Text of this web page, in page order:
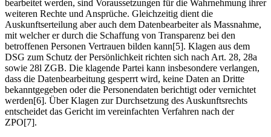
bearbeitet werden, sind Voraussetzungen für die Wahrnehmung ihrer
weiteren Rechte und Ansprüche. Gleichzeitig dient die
Auskunftserteilung aber auch dem Datenbearbeiter als Massnahme,
mit welcher er durch die Schaffung von Transparenz bei den
betroffenen Personen Vertrauen bilden kann[5]. Klagen aus dem
DSG zum Schutz der Persönlichkeit richten sich nach Art. 28, 28a
sowie 28l ZGB. Die klagende Partei kann insbesondere verlangen,
dass die Datenbearbeitung gesperrt wird, keine Daten an Dritte
bekanntgegeben oder die Personendaten berichtigt oder vernichtet
werden[6]. Über Klagen zur Durchsetzung des Auskunftsrechts
entscheidet das Gericht im vereinfachten Verfahren nach der
ZPO[7].